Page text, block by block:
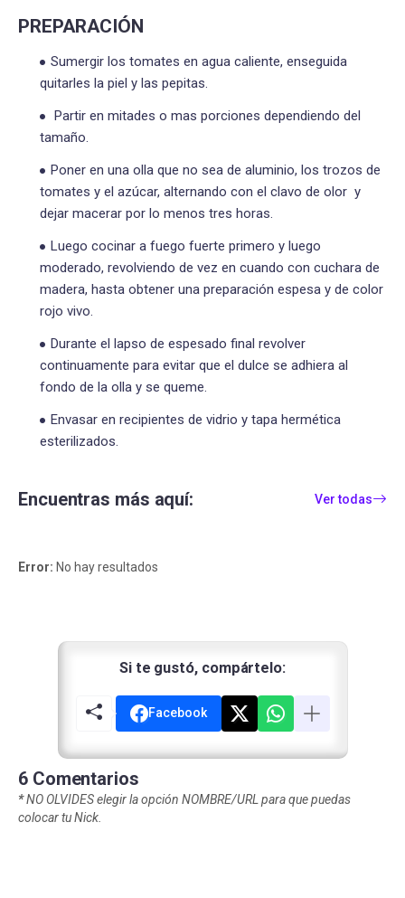
PREPARACIÓN
Sumergir los tomates en agua caliente, enseguida
quitarles la piel y las pepitas.
Partir en mitades o mas porciones dependiendo del
tamaño.
Poner en una olla que no sea de aluminio, los trozos de
tomates y el azúcar, alternando con el clavo de olor y
dejar macerar por lo menos tres horas.
Luego cocinar a fuego fuerte primero y luego
moderado, revolviendo de vez en cuando con cuchara de
madera, hasta obtener una preparación espesa y de color
rojo vivo.
Durante el lapso de espesado final revolver
continuamente para evitar que el dulce se adhiera al
fondo de la olla y se queme.
Envasar en recipientes de vidrio y tapa hermética
esterilizados.
Encuentras más aquí: Ver todas
Error: No hay resultados
Si te gustó, compártelo:
Facebook
6 Comentarios
*NO OLVIDES elegir la opción NOMBRE/URL para que puedas
colocar tu Nick.